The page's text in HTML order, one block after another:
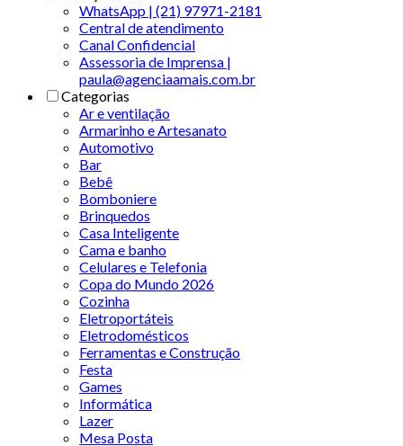
WhatsApp | (21) 97971-2181
Central de atendimento
Canal Confidencial
Assessoria de Imprensa |
paula@agenciaamais.com.br
Categorias
Ar e ventilação
Armarinho e Artesanato
Automotivo
Bar
Bebê
Bomboniere
Brinquedos
Casa Inteligente
Cama e banho
Celulares e Telefonia
Copa do Mundo 2026
Cozinha
Eletroportáteis
Eletrodomésticos
Ferramentas e Construção
Festa
Games
Informática
Lazer
Mesa Posta